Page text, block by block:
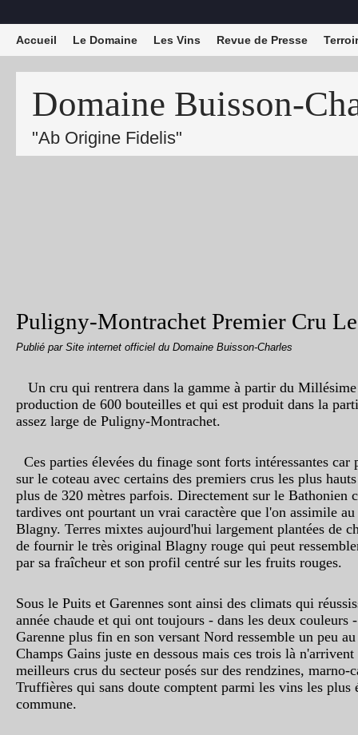
Domaine Buisson-
"Ab Origine Fidelis"
Accueil Le Domaine Les Vins Revue de Presse
Puligny-Montrachet Premier Cru
Publié par Site internet officiel du Domaine Buisson-Charles
Un cru qui rentrera dans la gamme à partir du
production de 600 bouteilles et qui est produit dans la
assez large de Puligny-Montrachet.
Ces parties élevées du finage sont forts intéressantes car
sur le coteau avec certains des premiers crus les plus
plus de 320 mètres parfois. Directement sur le Bathonien
tardives ont pourtant un vrai caractère que l'on assimile
Blagny. Terres mixtes aujourd'hui largement plantées de
de fournir le très original Blagny rouge qui peut
par sa fraîcheur et son profil centré sur les fruits rouges.
Sous le Puits et Garennes sont ainsi des climats qui
année chaude et qui ont toujours - dans les deux couleurs
Garenne plus fin en son versant Nord ressemble un peu
Champs Gains juste en dessous mais ces trois là
meilleurs crus du secteur posés sur des rendzines, marno-
Truffières qui sans doute comptent parmi les vins les plus
commune.